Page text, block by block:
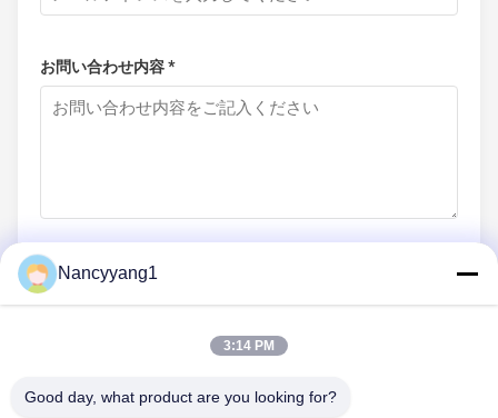
お問い合わせ内容 *
送信
Nancyyang1
3:14 PM
Good day, what product are you looking for?